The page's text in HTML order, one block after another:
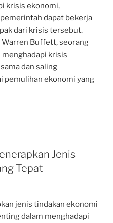
krisis ekonomi,
dapat bekerja
dari krisis tersebut.
Buffett, seorang
krisis
dan saling
pemulihan ekonomi yang
Jenis
Tepat
jenis tindakan ekonomi
dalam menghadapi